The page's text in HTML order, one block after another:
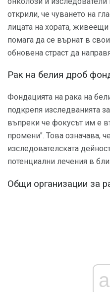
открили, че чуването на
лицата на хората,
помага да се върнат в
обновена страст да
Рак на белия дроб
Фондацията на рака на
подкрепя изследванията
въпреки че фокусът им е
промени". Това означава,
изследователската
потенциални лечения в
Общи организации за